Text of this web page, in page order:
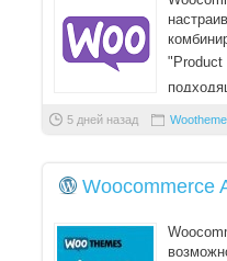
"Product
5 дней назад
Woocommerce